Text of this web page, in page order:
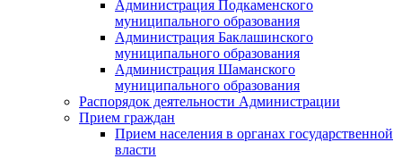
Администрация Подкаменского
муниципального образования
Администрация Баклашинского
муниципального образования
Администрация Шаманского
муниципального образования
Распорядок деятельности Администрации
Прием граждан
Прием населения в органах государственной
власти